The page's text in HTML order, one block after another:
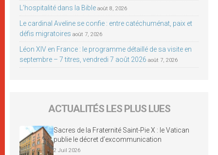
L’hospitalité dans la Bible août 8, 2026
Le cardinal Aveline se confie : entre catéchuménat, paix et
défis migratoires août 7, 2026
Léon XIV en France : le programme détaillé de sa visite en
septembre – 7 titres, vendredi 7 août 2026 août 7, 2026
ACTUALITÉS LES PLUS LUES
Sacres de la Fraternité Saint-Pie X : le Vatican
publie le décret d’excommunication
2 Juil 2026